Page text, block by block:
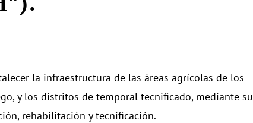
la infraestructura de las áreas agrícolas de los
y los distritos de temporal tecnificado, mediante su
rehabilitación y tecnificación.